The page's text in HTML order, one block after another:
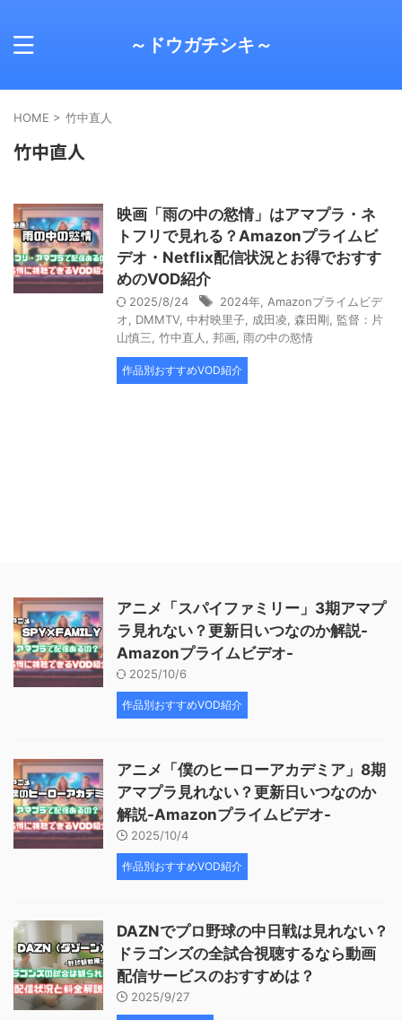
～ドウガチシキ～
HOME > 竹中直人
竹中直人
映画「雨の中の慾情」はアマプラ・ネ
トフリで見れる？Amazonプライムビ
デオ・Netflix配信状況とお得でおすす
めのVOD紹介
2025/8/24 2024年 Amazonプライムビデ
オ
DMMTV, 中村映里子 成田凌 森田剛
監督：片
山慎三 竹中直人 邦画 雨の中の慾情
作品別おすすめVOD紹介
アニメ「スパイファミリー」3期アマプ
ラ見れない？更新日いつなのか解説-
Amazonプライムビデオ-
2025/10/6
作品別おすすめVOD紹介
アニメ「僕のヒーローアカデミア」8期
アマプラ見れない？更新日いつなのか
解説-Amazonプライムビデオ-
2025/10/4
作品別おすすめVOD紹介
DAZNでプロ野球の中日戦は見れない？
ドラゴンズの全試合視聴するなら動画
配信サービスのおすすめは？
2025/9/27